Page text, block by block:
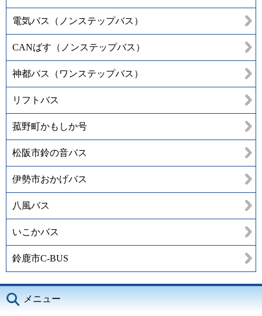
電気バス（ノンステップバス）
CANばす（ノンステップバス）
神都バス（ワンステップバス）
リフトバス
菰野町かもしか号
松阪市鈴の音バス
伊勢市おかげバス
八風バス
いこかバス
鈴鹿市C-BUS
メニュー